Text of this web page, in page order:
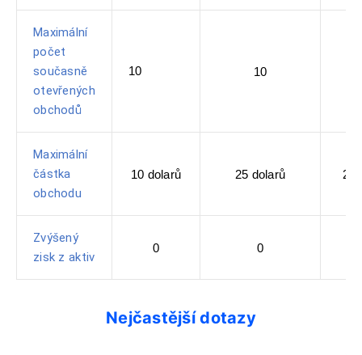
Maximální
počet
současně
otevřených
obchodů
10 10
Maximální
částka
obchodu
10 dolarů 25 dolarů
Zvýšený
zisk z aktiv
0 0
Nejčastější dotazy